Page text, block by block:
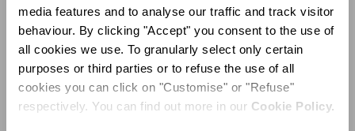
media features and to analyse our traffic and track visitor
behaviour. By clicking "Accept" you consent to the use of
all cookies we use. To granularly select only certain
purposes or third parties or to refuse the use of all
cookies you can click on "Customise" or "Refuse"
respectively. You can find out more in our Cookie Policy.
Sélectionner la taille (EU)